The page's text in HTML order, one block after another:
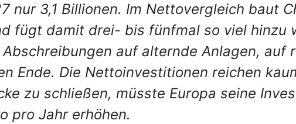
nur 3,1 Billionen. Im Nettovergleich baut
fügt damit drei- bis fünfmal so viel hinzu
auf alternde Anlagen, auf
Ende. Die Nettoinvestitionen reichen
zu schließen, müsste Europa seine
pro Jahr erhöhen.